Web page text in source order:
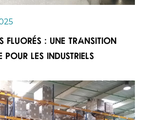
fluorés : une transition
pour les industriels